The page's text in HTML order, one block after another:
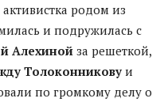
родом из
и подружилась с
Алехиной за решеткой,
Толоконникову и
по громкому делу о